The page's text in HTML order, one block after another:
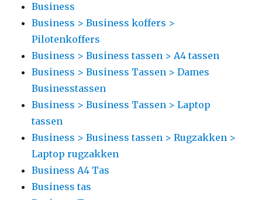
Business
Business > Business koffers >
Pilotenkoffers
Business > Business tassen > A4 tassen
Business > Business Tassen > Dames
Businesstassen
Business > Business Tassen > Laptop
tassen
Business > Business tassen > Rugzakken >
Laptop rugzakken
Business A4 Tas
Business tas